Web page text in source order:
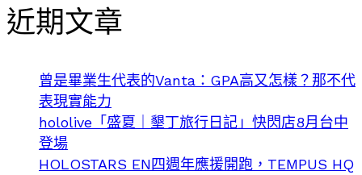
近期文章
曾是畢業生代表的Vanta：GPA高又怎樣？那不代
表現實能力
hololive「盛夏｜墾丁旅行日記」快閃店8月台中
登場
HOLOSTARS EN四週年應援開跑，TEMPUS HQ